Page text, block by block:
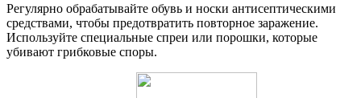
Регулярно обрабатывайте обувь и носки антисептическими
средствами, чтобы предотвратить повторное заражение.
Используйте специальные спреи или порошки, которые
убивают грибковые споры.